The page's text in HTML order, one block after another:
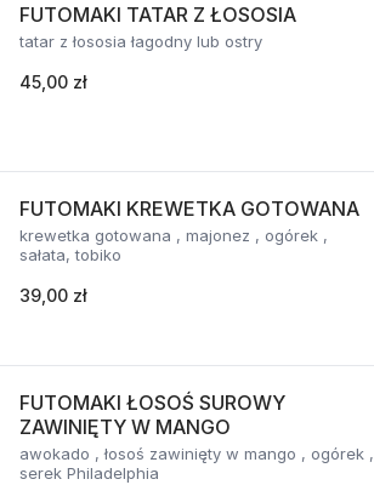
FUTOMAKI TATAR Z ŁOSOSIA
tatar z łososia łagodny lub ostry
45,00 zł
FUTOMAKI KREWETKA GOTOWANA
krewetka gotowana , majonez , ogórek ,
sałata, tobiko
39,00 zł
FUTOMAKI ŁOSOŚ SUROWY
ZAWINIĘTY W MANGO
awokado , łosoś zawinięty w mango , ogórek ,
serek Philadelphia